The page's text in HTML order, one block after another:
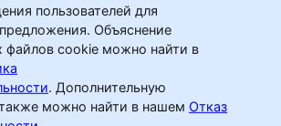
пользователей для
Объяснение
файлов cookie можно найти в
. Дополнительную
можно найти в нашем Отказ